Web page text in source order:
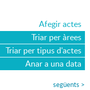
Afegir actes
Triar per àrees
Triar per tipus d'actes
Anar a una data
següents >